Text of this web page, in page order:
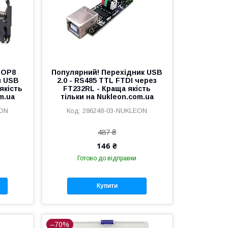
USB
Популярний! Перехідник USB
2.0 - RS485 TTL FTDI через
FT232RL - Краща якість
тільки на Nukleon.com.ua
286248-03-NUKLEON
487 ₴
146 ₴
Готово до відправки
Купити
–70%